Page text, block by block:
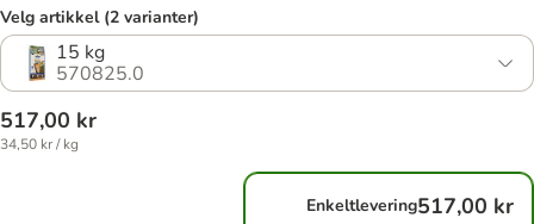
Velg artikkel (2 varianter)
15 kg
570825.0
517,00 kr
34,50 kr / kg
Enkeltlevering517,00 kr